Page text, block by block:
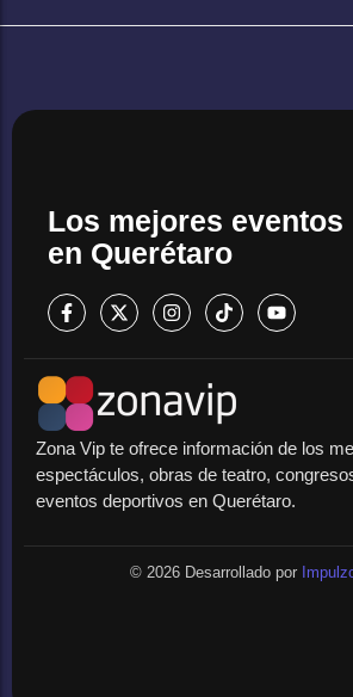
Los mejores eventos
en Querétaro
Zona Vip te ofrece información de los
espectáculos, obras de teatro,
eventos deportivos en Querétaro.
© 2026 Desarrollado por